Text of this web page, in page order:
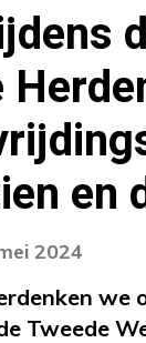
en
2024
we
Tweede